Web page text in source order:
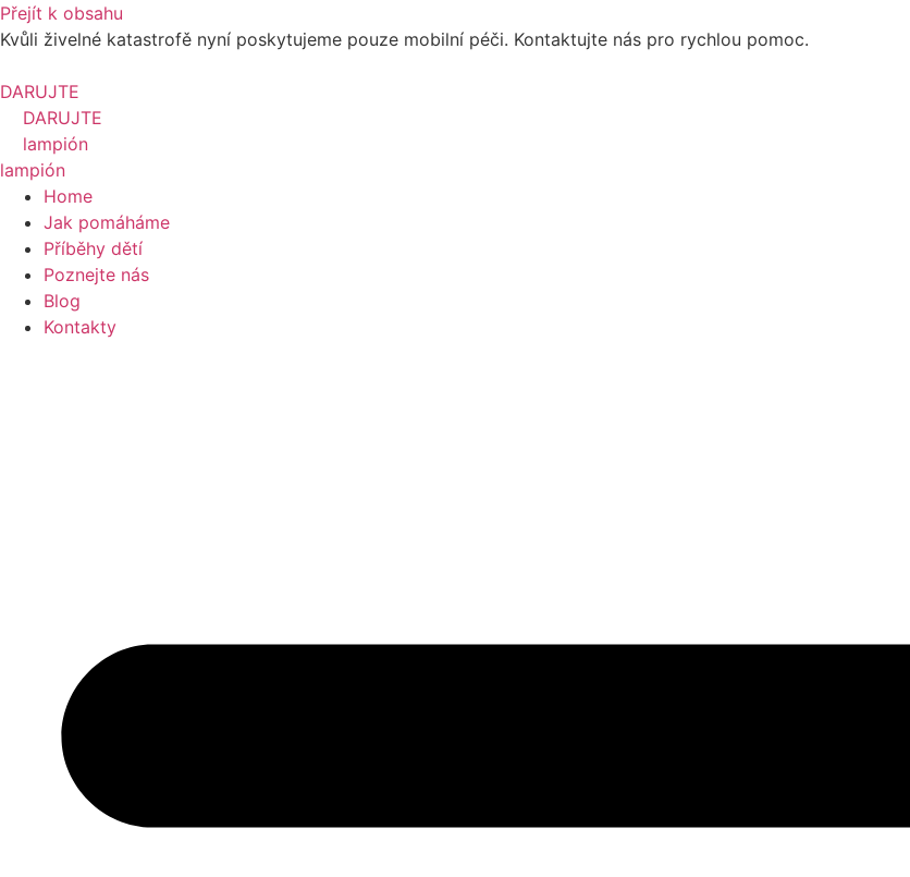
Přejít k obsahu
Kvůli živelné katastrofě nyní poskytujeme pouze mobilní péči. Kontaktujte nás pro rychlou pomoc.
DARUJTE
DARUJTE
lampión
lampión
Home
Jak pomáháme
Příběhy dětí
Poznejte nás
Blog
Kontakty